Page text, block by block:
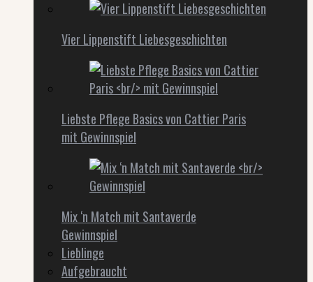
Vier Lippenstift Liebesgeschichten
Liebste Pflege Basics von Cattier Paris
mit Gewinnspiel
Mix ‘n Match mit Santaverde
Gewinnspiel
Lieblinge
Aufgebraucht